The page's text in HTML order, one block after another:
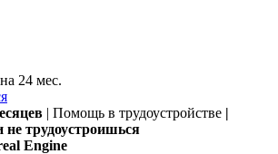
24 мес.
| Помощь в трудоустройстве |
не трудоустроишься
Engine